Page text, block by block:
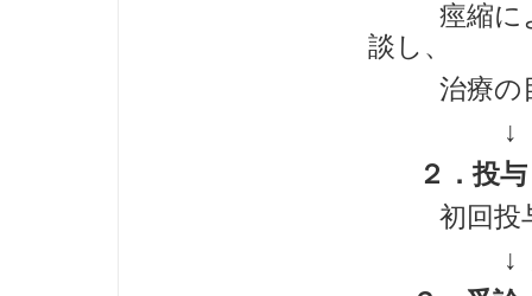
痙縮によ
談し、
治療の目
↓
２．投与
初回投
↓ 経